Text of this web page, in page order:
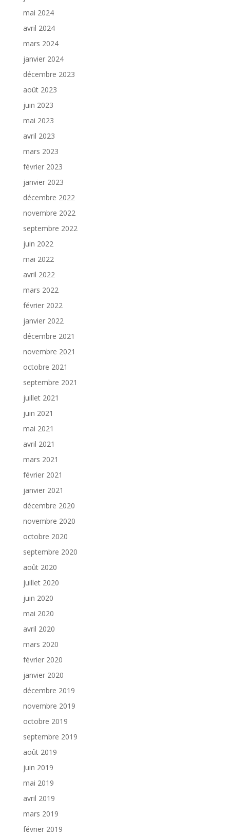
mai 2024
avril 2024
mars 2024
janvier 2024
décembre 2023
août 2023
juin 2023
mai 2023
avril 2023
mars 2023
février 2023
janvier 2023
décembre 2022
novembre 2022
septembre 2022
juin 2022
mai 2022
avril 2022
mars 2022
février 2022
janvier 2022
décembre 2021
novembre 2021
octobre 2021
septembre 2021
juillet 2021
juin 2021
mai 2021
avril 2021
mars 2021
février 2021
janvier 2021
décembre 2020
novembre 2020
octobre 2020
septembre 2020
août 2020
juillet 2020
juin 2020
mai 2020
avril 2020
mars 2020
février 2020
janvier 2020
décembre 2019
novembre 2019
octobre 2019
septembre 2019
août 2019
juin 2019
mai 2019
avril 2019
mars 2019
février 2019